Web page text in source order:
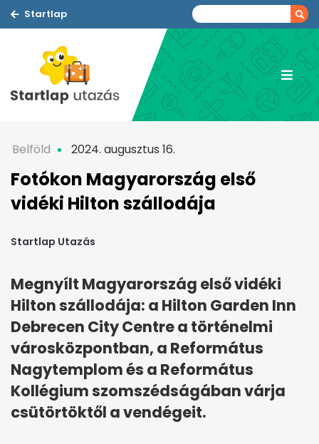
Startlap
Belföld 2024. augusztus 16.
Fotókon Magyarország első
vidéki Hilton szállodája
Startlap Utazás
Megnyílt Magyarország első vidéki
Hilton szállodája: a Hilton Garden Inn
Debrecen City Centre a történelmi
városközpontban, a Református
Nagytemplom és a Református
Kollégium szomszédságában várja
csütörtöktől a vendégeit.